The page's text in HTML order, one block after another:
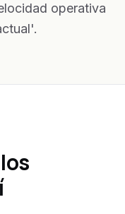
operativa